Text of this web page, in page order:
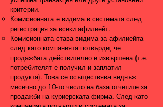
критерии.
Комисионната е видима в системата след
регистрация за всеки афилиейт.
Комисионната става видима за афилиейта
след като компанията потвърди, че
продажбата действително е извършена (т.е.
потребителят е получил и заплатил
продукта). Това се осъществява веднъж
месечно до 10-то число на база отчетите за
продажби на куриерската фирма. След като